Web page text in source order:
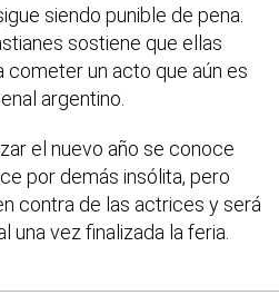
siendo punible de pena.
sostiene que ellas
cometer un acto que aún es
argentino.
el nuevo año se conoce
por demás insólita, pero
contra de las actrices y será
una vez finalizada la feria.